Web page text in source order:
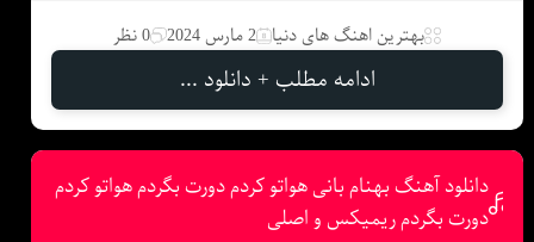
بهترین اهنگ های دنیا 2 مارس 2024 0 نظر
ادامه مطلب + دانلود ...
دانلود آهنگ بهنام بانی هواتو کردم دورت بگردم هواتو کردم
دورت بگردم ریمیکس و اصلی